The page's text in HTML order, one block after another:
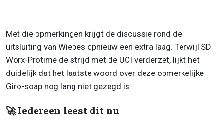
Met die opmerkingen krijgt de discussie rond de
uitsluiting van Wiebes opnieuw een extra laag. Terwijl SD
Worx-Protime de strijd met de UCI verderzet, lijkt het
duidelijk dat het laatste woord over deze opmerkelijke
Giro-soap nog lang niet gezegd is.
🚀 Iedereen leest dit nu